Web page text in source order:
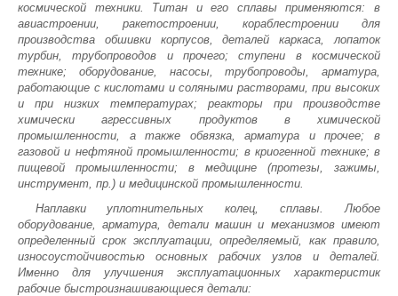
космической техники. Титан и его сплавы применяются: в
авиастроении, ракетостроении, кораблестроении для
производства обшивки корпусов, деталей каркаса, лопаток
турбин, трубопроводов и прочего; ступени в космической
технике; оборудование, насосы, трубопроводы, арматура,
работающие с кислотами и соляными растворами, при высоких
и при низких температурах; реакторы при производстве
химически агрессивных продуктов в химической
промышленности, а также обвязка, арматура и прочее; в
газовой и нефтяной промышленности; в криогенной технике; в
пищевой промышленности; в медицине (протезы, зажимы,
инструмент, пр.) и медицинской промышленности.
Наплавки уплотнительных колец, сплавы. Любое
оборудование, арматура, детали машин и механизмов имеют
определенный срок эксплуатации, определяемый, как правило,
износоустойчивостью основных рабочих узлов и деталей.
Именно для улучшения эксплуатационных характеристик
рабочие быстроизнашивающиеся детали: